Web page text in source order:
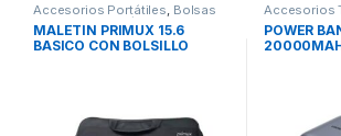
Accesorios Portátiles, Bolsas
Transporte Portátiles,Movilidad
MALETIN PRIMUX 15.6
BASICO CON BOLSILLO
Accesorios
Movilidad
POWER